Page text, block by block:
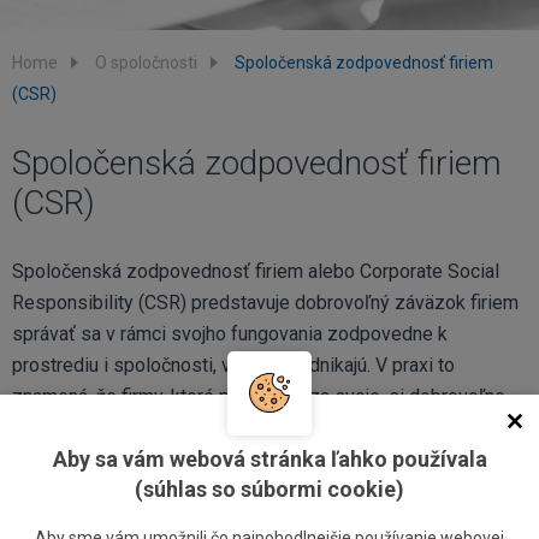
Home O spoločnosti
Spoločenská zodpovednosť firiem
(CSR)
Spoločenská zodpovednosť firiem
(CSR)
Spoločenská zodpovednosť firiem alebo Corporate Social
Responsibility (CSR) predstavuje dobrovoľný záväzok firiem
správať sa v rámci svojho fungovania zodpovedne k
prostrediu i spoločnosti, v ktorej podnikajú. V praxi to
znamená, že firmy, ktoré prijali CSR za svoje, si dobrovoľne
stanovujú vysoké etické štandardy, snažia sa minimalizovať
negatívne dopady na životné prostredie, pestujú dobré
vzťahy so svojimi zamestnancami a podporujú región, v
Aby sa vám webová stránka ľahko používala
(súhlas so súbormi cookie)